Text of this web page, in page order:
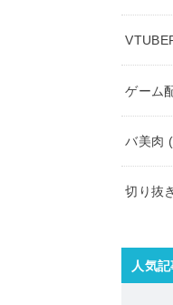
ゲーム
バ美肉
切り抜き
人気